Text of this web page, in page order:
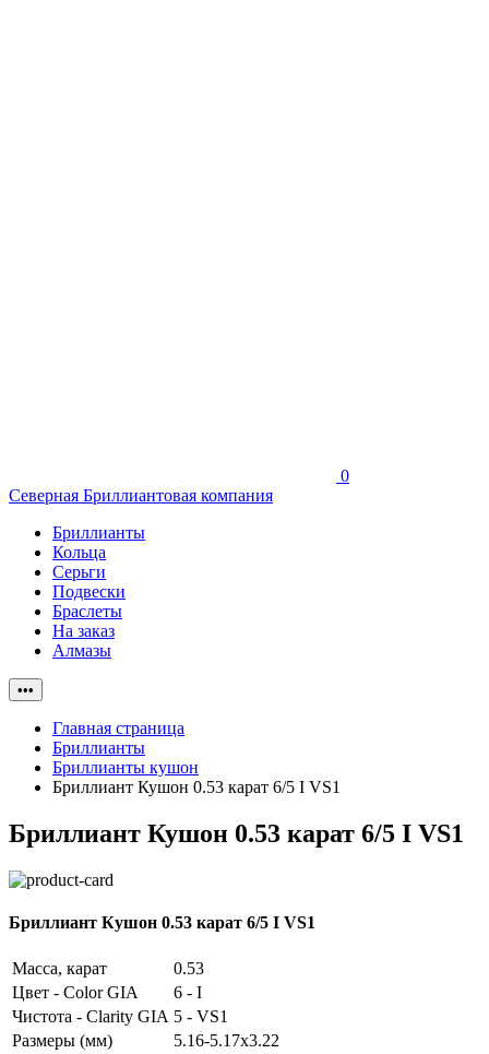
0
Северная Бриллиантовая компания
Бриллианты
Кольца
Серьги
Подвески
Браслеты
На заказ
Алмазы
•••
Главная страница
Бриллианты
Бриллианты кушон
Бриллиант Кушон 0.53 карат 6/5 I VS1
Бриллиант Кушон 0.53 карат 6/5 I VS1
Бриллиант Кушон 0.53 карат 6/5 I VS1
Масса, карат
0.53
Цвет - Color GIA
6 - I
Чистота - Clarity GIA 5 - VS1
Размеры (мм)
5.16-5.17x3.22